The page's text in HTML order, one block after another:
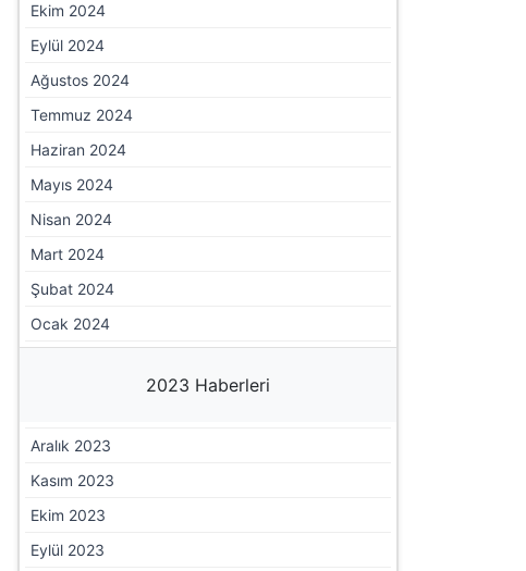
Ekim 2024
Eylül 2024
Ağustos 2024
Temmuz 2024
Haziran 2024
Mayıs 2024
Nisan 2024
Mart 2024
Şubat 2024
Ocak 2024
2023 Haberleri
Aralık 2023
Kasım 2023
Ekim 2023
Eylül 2023